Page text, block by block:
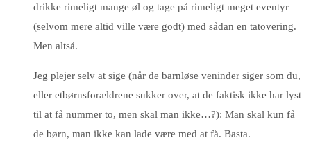
drikke rimeligt mange øl og tage på rimeligt meget eventyr
(selvom mere altid ville være godt) med sådan en tatovering.
Men altså.
Jeg plejer selv at sige (når de barnløse veninder siger som du,
eller etbørnsforældrene sukker over, at de faktisk ikke har lyst
til at få nummer to, men skal man ikke…?): Man skal kun få
de børn, man ikke kan lade være med at få. Basta.